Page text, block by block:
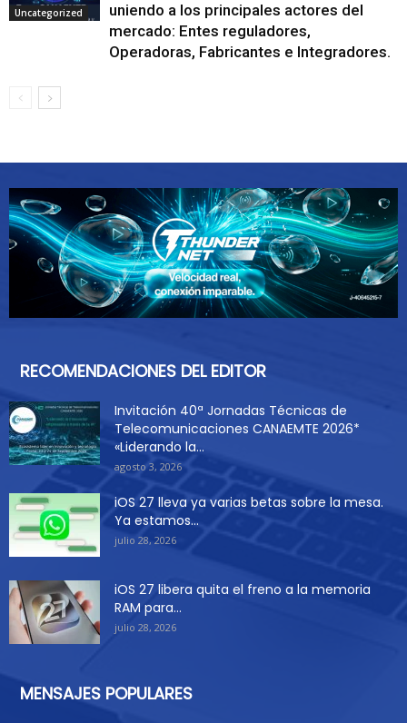
Uncategorized
uniendo a los principales actores del
mercado: Entes reguladores,
Operadoras, Fabricantes e Integradores.
RECOMENDACIONES DEL EDITOR
Invitación 40ª Jornadas Técnicas de
Telecomunicaciones CANAEMTE 2026*
«Liderando la...
agosto 3, 2026
iOS 27 lleva ya varias betas sobre la mesa.
Ya estamos...
julio 28, 2026
iOS 27 libera quita el freno a la memoria
RAM para...
julio 28, 2026
MENSAJES POPULARES